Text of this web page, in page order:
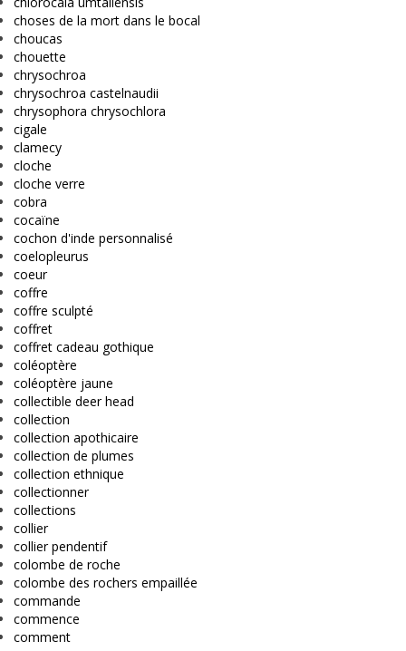
choses de la mort dans le bocal
choucas
chouette
chrysochroa
chrysochroa castelnaudii
chrysophora chrysochlora
cigale
clamecy
cloche
cloche verre
cobra
cocaïne
cochon d'inde personnalisé
coelopleurus
coeur
coffre
coffre sculpté
coffret
coffret cadeau gothique
coléoptère
coléoptère jaune
collectible deer head
collection
collection apothicaire
collection de plumes
collection ethnique
collectionner
collections
collier
collier pendentif
colombe de roche
colombe des rochers empaillée
commande
commence
comment